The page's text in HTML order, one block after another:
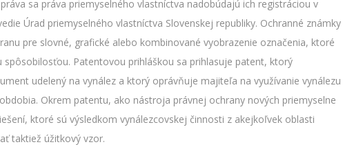
sa práva priemyselného vlastníctva nadobúdajú ich registráciou v
Úrad priemyselného vlastníctva Slovenskej republiky. Ochranné známky
pre slovné, grafické alebo kombinované vyobrazenie označenia, ktoré
spôsobilosťou. Patentovou prihláškou sa prihlasuje patent, ktorý
udelený na vynález a ktorý oprávňuje majiteľa na využívanie vynálezu
Okrem patentu, ako nástroja právnej ochrany nových priemyselne
ktoré sú výsledkom vynálezcovskej činnosti z akejkoľvek oblasti
taktiež úžitkový vzor.